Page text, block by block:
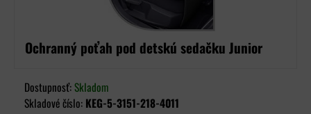
Ochranný poťah pod detskú sedačku Junior
Dostupnosť:Skladom
Skladové číslo: KEG-5-3151-218-4011